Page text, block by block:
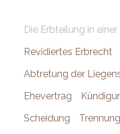
Die Erbteilung in
Revidiertes Erbrecht
Abtretung der
Ehevertrag
Scheidung